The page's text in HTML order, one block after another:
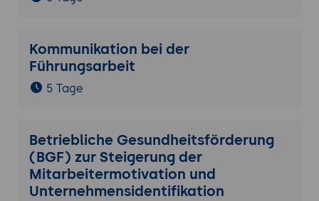
Kommunikation bei der
Führungsarbeit
5 Tage
Betriebliche Gesundheitsförderung
(BGF) zur Steigerung der
Mitarbeitermotivation und
Unternehmensidentifikation